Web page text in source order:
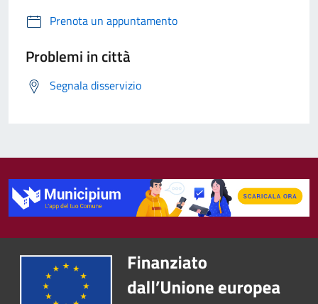
Prenota un appuntamento
Problemi in città
Segnala disservizio